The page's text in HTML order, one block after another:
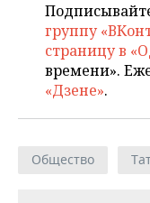
ВОДНЫЕ ВИДЫ
ХОККЕЙ С
ОБРАЗОВАНИЕ
ПРОИСШЕСТВИЯ
группу
страницу в
времени».
«Дзене».
Общество